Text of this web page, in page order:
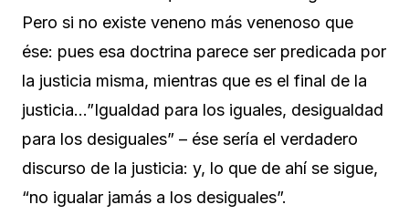
Pero si no existe veneno más venenoso que
ése: pues esa doctrina parece ser predicada por
la justicia misma, mientras que es el final de la
justicia…”Igualdad para los iguales, desigualdad
para los desiguales” – ése sería el verdadero
discurso de la justicia: y, lo que de ahí se sigue,
“no igualar jamás a los desiguales”.